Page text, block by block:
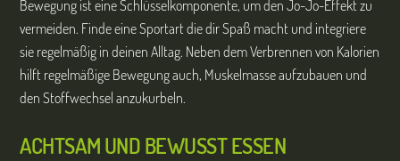
Bewegung ist eine Schlüsselkomponente, um den Jo-Jo-Effekt zu
vermeiden. Finde eine Sportart die dir Spaß macht und integriere
sie regelmäßig in deinen Alltag. Neben dem Verbrennen von Kalorien
hilft regelmäßige Bewegung auch, Muskelmasse aufzubauen und
den Stoffwechsel anzukurbeln.
ACHTSAM UND BEWUSST ESSEN